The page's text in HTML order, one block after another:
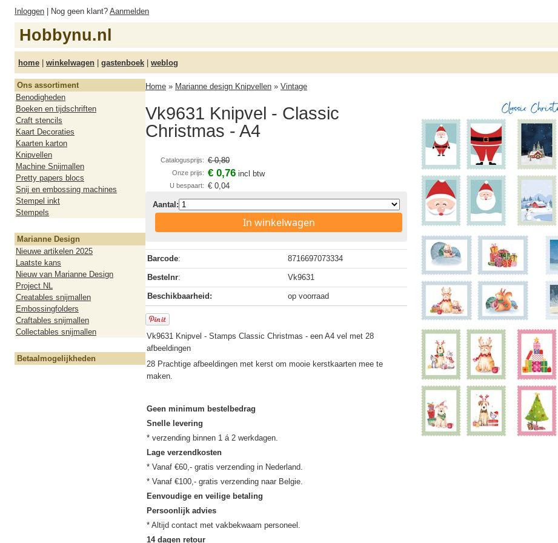
Inloggen | Nog geen klant? Aanmelden
Hobbynu.nl
home | winkelwagen | gastenboek | weblog
Ons assortiment
Benodigheden
Boeken en tijdschriften
Craft stencils
Kaart Decoraties
Kaarten karton
Knipvellen
Machine Snijmallen
Pretty papers blocs
Snij en embossing machines
Stempel inkt
Stempels
Marianne Design
Nieuwe artikelen 2025
Laatste kans
Nieuw van Marianne Design
Project NL
Creatables snijmallen
Embossingfolders
Craftables snijmallen
Collectables snijmallen
Betaalmogelijkheden
Home » Marianne design Knipvellen » Vintage
Vk9631 Knipvel - Classic
Christmas - A4
Catalogusprijs: € 0,80
Onze prijs: € 0,76 incl btw
U bespaart: € 0,04
Aantal:
In winkelwagen
Barcode: 8716697073334
Bestelnr: Vk9631
Beschikbaarheid: op voorraad
Vk9631 Knipvel - Stamps Classic Christmas - een A4 vel met 28
afbeeldingen
28 Prachtige afbeeldingen met kerst om mooie kerstkaarten mee te
maken.
Geen minimum bestelbedrag
Snelle levering
Lage verzendkosten
* Vanaf €60,- gratis verzending in Nederland.
Eenvoudige en veilige betaling
Persoonlijk advies
14 dagen retour